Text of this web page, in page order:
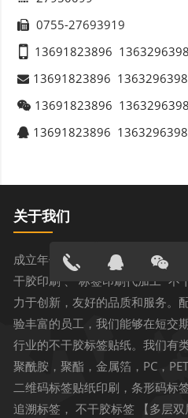
0755-27693919
13691823896
13691823896
13691823896
13691823896
关于我们
成立年份： 公司成立于2005年
干胶印刷 、 标签印刷代加工” 不
力于创新，友好的品质和服务。
验丰富的员工，我们能够在短交
行业的不干胶标签贴纸。我们有
聚酰胺，聚酯，金属箔，PC，
二维码标签贴纸印刷，条形码标
追溯标签， 不干胶标签 【多层
13691823
896
在线客服